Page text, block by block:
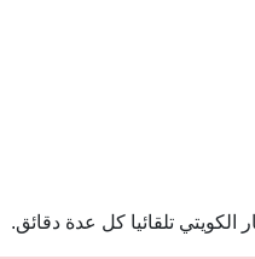
تلقائيا كل عدة دقائق.